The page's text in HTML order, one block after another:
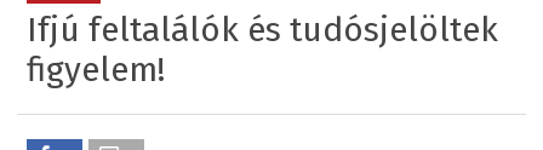
Ifjú feltalálók és tudósjelöltek
figyelem!